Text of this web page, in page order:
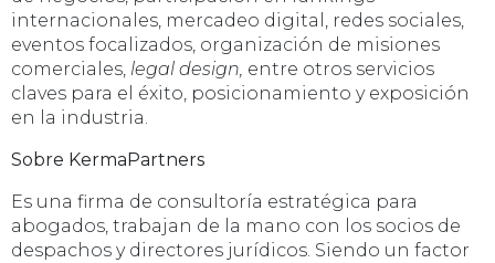
internacionales, mercadeo digital, redes sociales,
eventos focalizados, organización de misiones
comerciales, legal design, entre otros servicios
claves para el éxito, posicionamiento y exposición
en la industria.
Sobre KermaPartners
Es una firma de consultoría estratégica para
abogados, trabajan de la mano con los socios de
despachos y directores jurídicos. Siendo un factor